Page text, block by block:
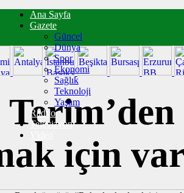
FOTO GALERİ
VIDEO GALERİ
TRAFİK DURUMU
NÖBETÇİ ECZANELER
CANLI SONUÇLAR
HABER GÖNDER
BURÇLAR
İLETİŞİM
Ana Sayfa
Gazete
Güncel
Dünya
Spor
Ekonomi
Sağlık
Teknoloji
Yaşam
Radyo
Televizyon
için